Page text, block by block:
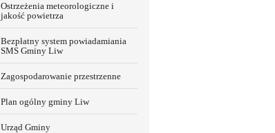
Ostrzeżenia meteorologiczne i
jakość powietrza
Bezpłatny system powiadamiania
SMS Gminy Liw
Zagospodarowanie przestrzenne
Plan ogólny gminy Liw
Urząd Gminy